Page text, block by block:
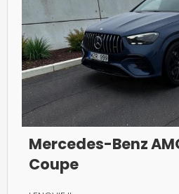
Mercedes-Benz
Coupe